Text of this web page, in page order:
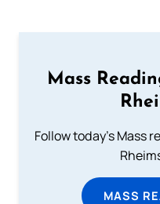
Mass
Follow today's Mass
MASS